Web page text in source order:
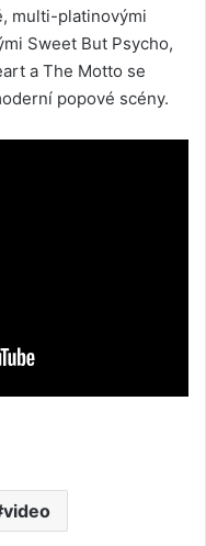
multi-platinovými
Sweet But Psycho,
a The Motto se
popové scény.
video